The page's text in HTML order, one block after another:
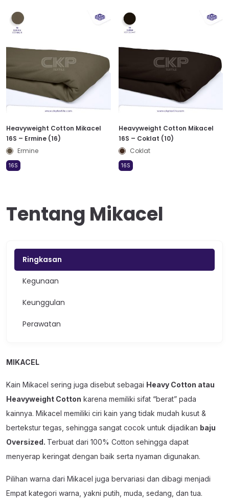
Heavyweight Cotton Mikacel
16S – Ermine (16)
Ermine
16S
Heavyweight Cotton Mikacel
16S – Coklat (10)
Coklat
16S
Tentang Mikacel
Ringkasan
Kegunaan
Keunggulan
Perawatan
MIKACEL
Kain Mikacel sering juga disebut sebagai Heavy Cotton atau
Heavyweight Cotton karena memiliki sifat “berat” pada
kainnya. Mikacel memiliki ciri kain yang tidak mudah kusut &
bertekstur tegas, sehingga sangat cocok untuk dijadikan baju
Oversized. Terbuat dari 100% Cotton sehingga dapat
menyerap keringat dengan baik serta nyaman digunakan.
Pilihan warna dari Mikacel juga bervariasi dan dibagi menjadi
Empat kategori warna, yakni putih, muda, sedang, dan tua.